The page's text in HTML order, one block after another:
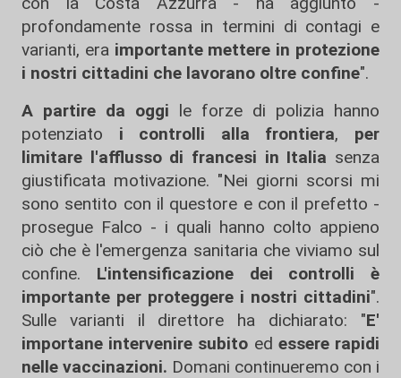
profondamente rossa in termini di contagi e
varianti, era importante mettere in protezione
i nostri cittadini che lavorano oltre confine".
A partire da oggi le forze di polizia hanno
potenziato i controlli alla frontiera, per
limitare l'afflusso di francesi in Italia senza
giustificata motivazione. "Nei giorni scorsi mi
sono sentito con il questore e con il prefetto -
prosegue Falco - i quali hanno colto appieno
ciò che è l'emergenza sanitaria che viviamo sul
confine. L'intensificazione dei controlli è
importante per proteggere i nostri cittadini".
Sulle varianti il direttore ha dichiarato: "E'
importane intervenire subito ed essere rapidi
nelle vaccinazioni. Domani continueremo con i